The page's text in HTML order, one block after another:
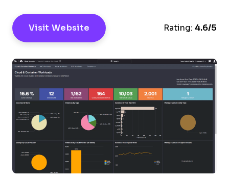
Visit Website Rating: 4.6/5